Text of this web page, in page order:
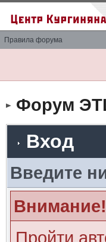
Правила форума
Форум
Вход
Введите
Внимание!
Пройти